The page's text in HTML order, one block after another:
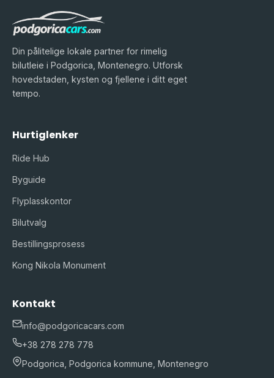
Din pålitelige lokale partner for rimelig
bilutleie i Podgorica, Montenegro. Utforsk
hovedstaden, kysten og fjellene i ditt eget
tempo.
Hurtiglenker
Ride Hub
Byguide
Flyplasskontor
Bilutvalg
Bestillingsprosess
Kong Nikola Monument
Kontakt
info@podgoricacars.com
+38 278 278 778
Podgorica, Podgorica kommune, Montenegro